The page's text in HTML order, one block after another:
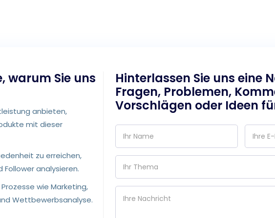
warum Sie uns
anbieten,
mit dieser
zu erreichen,
Follower analysieren.
wie Marketing,
Wettbewerbsanalyse.
Hinterlassen Sie uns eine
Fragen, Problemen,
Vorschlägen oder Ideen